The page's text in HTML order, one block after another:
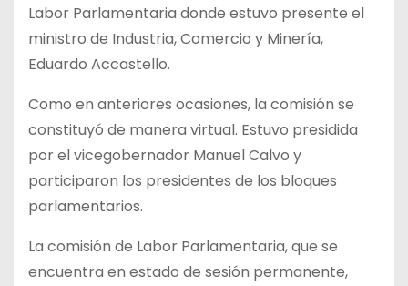
Labor Parlamentaria donde estuvo presente el
ministro de Industria, Comercio y Minería,
Eduardo Accastello.
Como en anteriores ocasiones, la comisión se
constituyó de manera virtual. Estuvo presidida
por el vicegobernador Manuel Calvo y
participaron los presidentes de los bloques
parlamentarios.
La comisión de Labor Parlamentaria, que se
encuentra en estado de sesión permanente,